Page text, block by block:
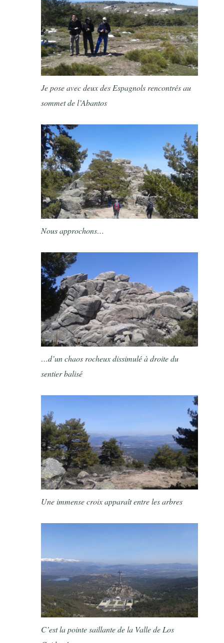
Je pose avec deux des Espagnols rencontrés au
sommet de l’Abantos
Nous approchons…
…d’un chaos rocheux dissimulé à droite du
sentier balisé
Une immense croix apparaît entre les arbres
C’est la pointe saillante de la Valle de Los